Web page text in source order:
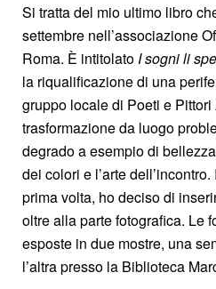
Si tratta del mio ultimo libro
settembre nell’associazione
Roma. È intitolatoI sogni li
la riqualificazione di una
gruppo locale di Poeti e
trasformazione da luogo
degrado a esempio di
dei colori e l’arte
prima volta, ho deciso di
oltre alla parte fotografica. Le
esposte in due mostre, una
l’altra presso la Biblioteca